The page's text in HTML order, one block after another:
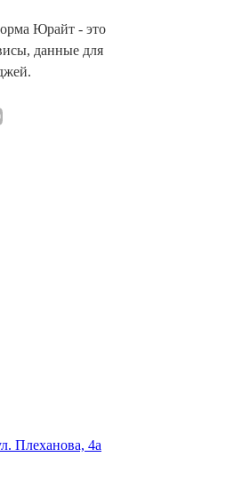
Юрайт - это
данные для
Плеханова, 4а